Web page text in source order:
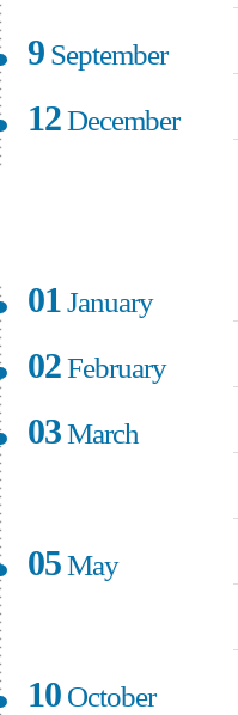
9 September
12December
01January
02February
03March
05May
10 October